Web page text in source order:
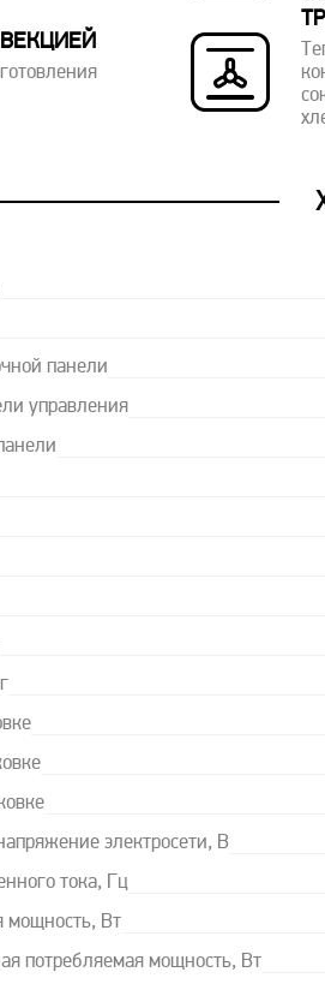
панели
управления
электросети, В
тока, Гц
мощность, Вт
потребляемая мощность, Вт